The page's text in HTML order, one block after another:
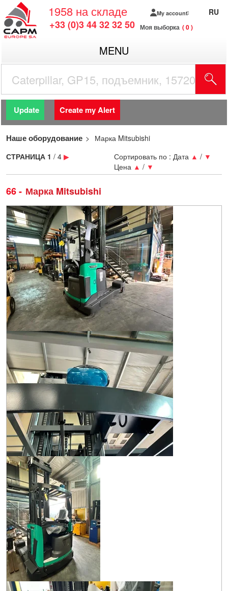
1958 на складе
+33 (0)3 44 32 32 50
My account
Моя выборка 0
RU
MENU
Update Create my Alert
Наше оборудование Марка Mitsubishi
66 Марка Mitsubishi
Сортировать по : Дата ▲ / ▼
Цена ▲ / ▼
СТРАНИЦА 1 / 4 ▶